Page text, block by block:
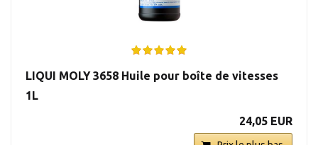
LIQUI MOLY 3658 Huile pour boîte de vitesses
1L
24,05 EUR